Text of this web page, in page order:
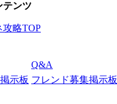
テンツ
攻略TOP
Q&A
示板 フレンド募集掲示板